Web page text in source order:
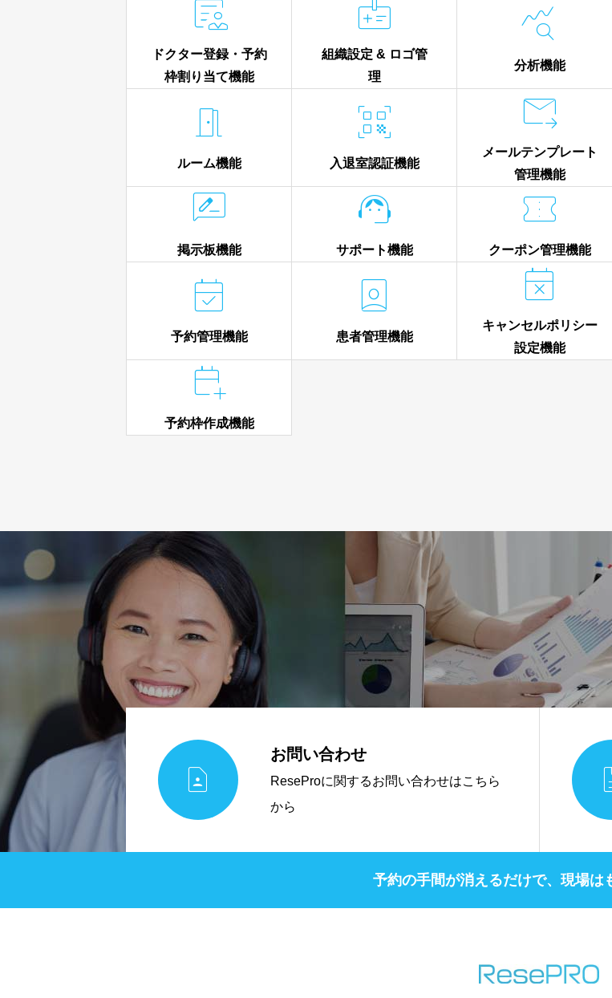

ドクター登録・予約
枠割り当て機能

組織設定 & ロゴ管
理

分析機能

ルーム機能

入退室認証機能

メールテンプレート
管理機能

掲示板機能

サポート機能

クーポン管理機能

予約管理機能

患者管理機能

キャンセルポリシー
設定機能

予約枠作成機能

お問い合わせ
ReseProに関するお問い合わせはこちら
から
予約の手間が消えるだけで、現場は